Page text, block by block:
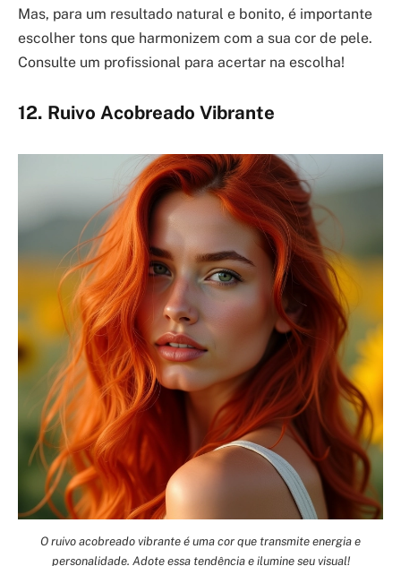
Mas, para um resultado natural e bonito, é importante
escolher tons que harmonizem com a sua cor de pele.
Consulte um profissional para acertar na escolha!
12. Ruivo Acobreado Vibrante
O ruivo acobreado vibrante é uma cor que transmite energia e
personalidade. Adote essa tendência e ilumine seu visual!